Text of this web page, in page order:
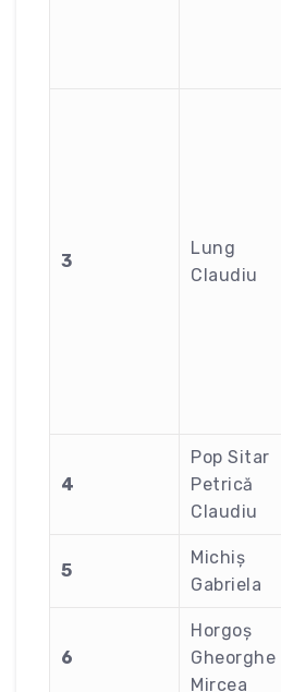
3
Lung
Claudiu
4
Pop Sitar
Petrică
Claudiu
5
Michiș
Gabriela
6
Horgoș
Gheorghe
Mircea